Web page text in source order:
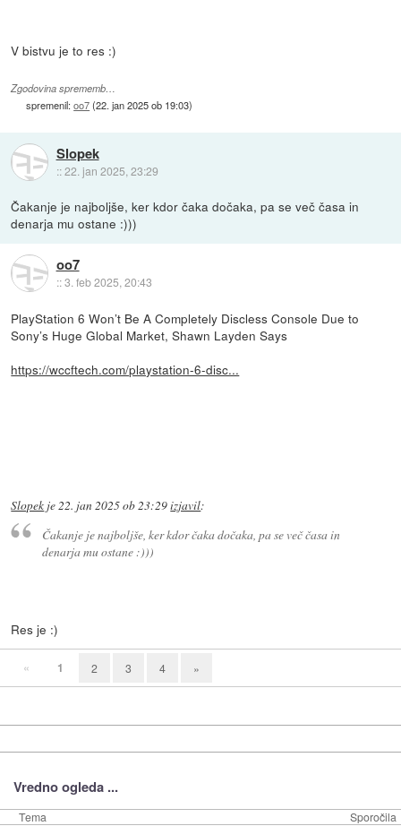
V bistvu je to res :)
Zgodovina sprememb…
spremenil:oo7(22. jan 2025 ob 19:03)
Slopek
::22. jan 2025, 23:29
Čakanje je najboljše, ker kdor čaka dočaka, pa se več časa in
denarja mu ostane :)))
oo7
::3. feb 2025, 20:43
PlayStation 6 Won’t Be A Completely Discless Console Due to
Sony’s Huge Global Market, Shawn Layden Says
https://wccftech.com/playstation-6-disc...
Slopek je 22. jan 2025 ob 23:29izjavil:
Čakanje je najboljše, ker kdor čaka dočaka, pa se več časa in
denarja mu ostane :)))
Res je :)
« 1 2 3 4 »
Vredno ogleda ...
Tema Sporočila